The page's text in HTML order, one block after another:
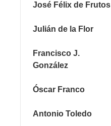
José Félix de Frutos
Julián de la Flor
Francisco J.
González
Óscar Franco
Antonio Toledo